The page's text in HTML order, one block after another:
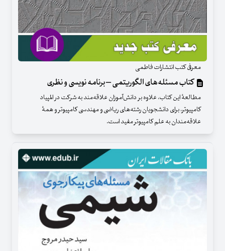
معرفی کتب انتشارات فاطمی
کتاب مسئله‌های الگوریتمی – برنامه نویسی و نظری
مطالعهٔ این کتاب، علاوه بر دانش‌آموزان علاقه‌مند به شرکت در المپیاد
کامپیوتر، برای دانشجویان رشته‌های ریاضی و مهندسی کامپیوتر و همهٔ
علاقه‌مندان به علم کامپیوتر مفید است.